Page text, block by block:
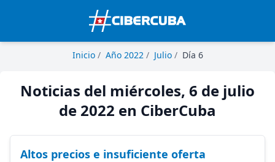
Inicio / Año 2022 / Julio / Día 6
Noticias del miércoles, 6 de julio
de 2022 en CiberCuba
Altos precios e insuficiente oferta